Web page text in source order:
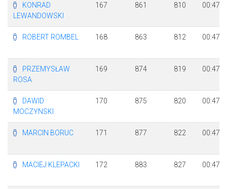
KONRAD
LEWANDOWSKI
167 861 810
ROBERT ROMBEL 168 863 812
PRZEMYSŁAW
ROSA
169 874 819
DAWID
MOCZYNSKI
170 875 820
MARCIN BORUC 171 877 822
MACIEJ KLEPACKI 172 883 827